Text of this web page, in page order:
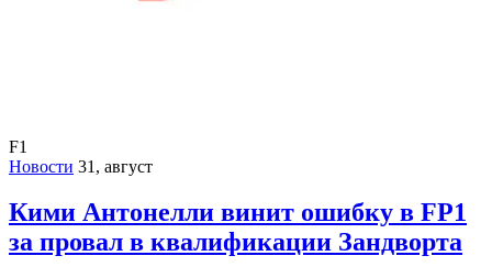
F1
Новости 31, август
Кими Антонелли винит ошибку в FP1
за провал в квалификации Зандворта